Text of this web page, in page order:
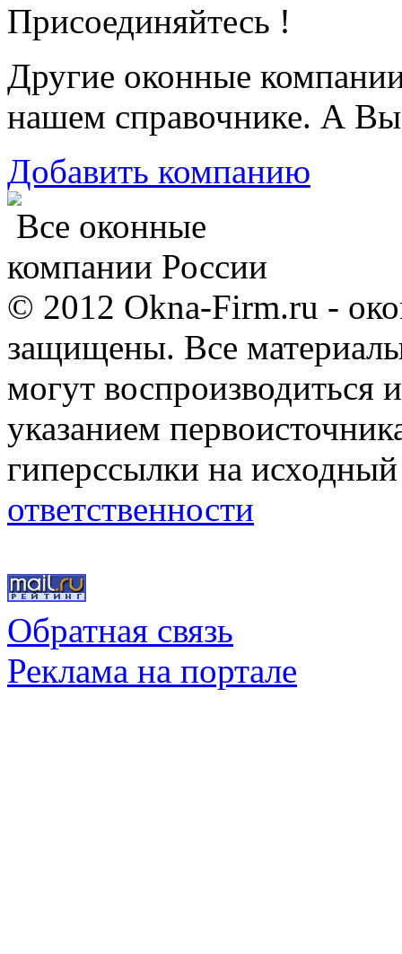
Присоединяйтесь !
Другие оконные
нашем справочнике. А
Добавить компанию
Все оконные
компании России
© 2012 Okna-Firm.ru -
защищены. Все
могут воспроизводиться
указанием
гиперссылки на
ответственности
Обратная связь
Реклама на портале